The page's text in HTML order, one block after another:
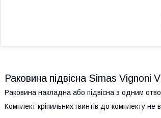
Раковина підвісна Simas Vignoni
Раковина накладна або підвісна з одним
Комплект кріпильних гвинтів до комплекту не